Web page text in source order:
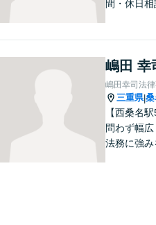
間・休日相
嶋田 幸
嶋田幸司法
三重県|
【西桑名
問わず幅
法務に強み